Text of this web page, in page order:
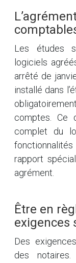
Les études
logiciels
arrêté de
installé dans
comptes. Ce
complet du
rapport
agrément.
Être en
exigences
Des
des